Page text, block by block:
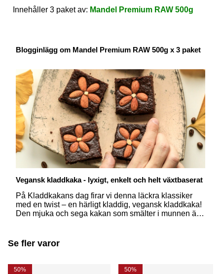
Innehåller 3 paket av: Mandel Premium RAW 500g
Blogginlägg om Mandel Premium RAW 500g x 3 paket
Vegansk kladdkaka - lyxigt, enkelt och helt växtbaserat
På Kladdkakans dag firar vi denna läckra klassiker
med en twist – en härligt kladdig, vegansk kladdkaka!
Den mjuka och sega kakan som smälter i munnen är
utan mejeriprodukter eller ägg.
Se fler varor
50% 50%